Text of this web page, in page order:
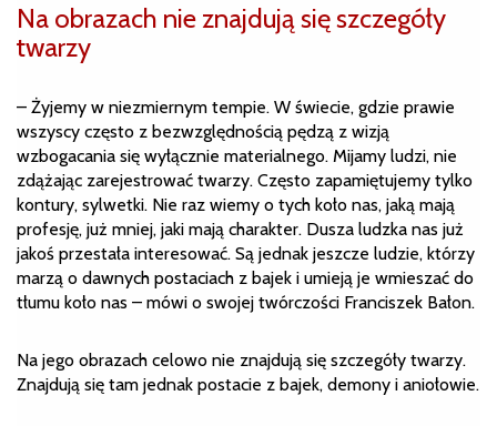
Na obrazach nie znajdują się szczegóły
twarzy
– Żyjemy w niezmiernym tempie. W świecie, gdzie prawie
wszyscy często z bezwzględnością pędzą z wizją
wzbogacania się wyłącznie materialnego. Mijamy ludzi, nie
zdążając zarejestrować twarzy. Często zapamiętujemy tylko
kontury, sylwetki. Nie raz wiemy o tych koło nas, jaką mają
profesję, już mniej, jaki mają charakter. Dusza ludzka nas już
jakoś przestała interesować. Są jednak jeszcze ludzie, którzy
marzą o dawnych postaciach z bajek i umieją je wmieszać do
tłumu koło nas – mówi o swojej twórczości Franciszek Bałon.
Na jego obrazach celowo nie znajdują się szczegóły twarzy.
Znajdują się tam jednak postacie z bajek, demony i aniołowie.